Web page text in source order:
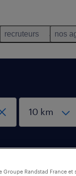
recruteurs nos
Groupe Randstad France